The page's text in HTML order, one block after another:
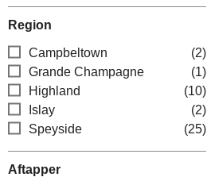
Region
Campbeltown
(2)
Grande Champagne
(1)
Highland
(10)
Islay
(2)
Speyside
(25)
Aftapper